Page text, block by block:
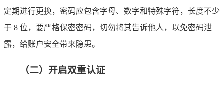
定期进行更换，密码应包含字母、数字和特殊字符，长度不少
于 8 位，要严格保密密码，切勿将其告诉他人，以免密码泄
露，给账户安全带来隐患。
（二）开启双重认证